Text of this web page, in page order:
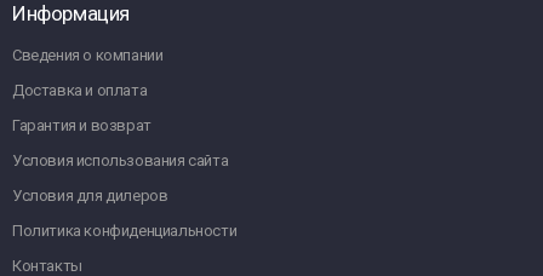
Информация
Сведения о компании
Доставка и оплата
Гарантия и возврат
Условия использования сайта
Условия для дилеров
Политика конфиденциальности
Контакты